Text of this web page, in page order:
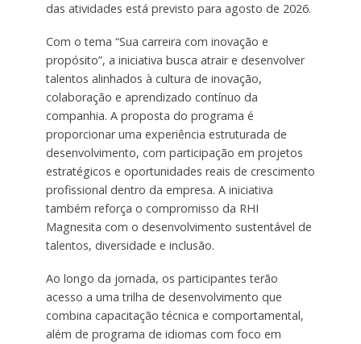
das atividades está previsto para agosto de 2026.
Com o tema “Sua carreira com inovação e
propósito”, a iniciativa busca atrair e desenvolver
talentos alinhados à cultura de inovação,
colaboração e aprendizado contínuo da
companhia. A proposta do programa é
proporcionar uma experiência estruturada de
desenvolvimento, com participação em projetos
estratégicos e oportunidades reais de crescimento
profissional dentro da empresa. A iniciativa
também reforça o compromisso da RHI
Magnesita com o desenvolvimento sustentável de
talentos, diversidade e inclusão.
Ao longo da jornada, os participantes terão
acesso a uma trilha de desenvolvimento que
combina capacitação técnica e comportamental,
além de programa de idiomas com foco em